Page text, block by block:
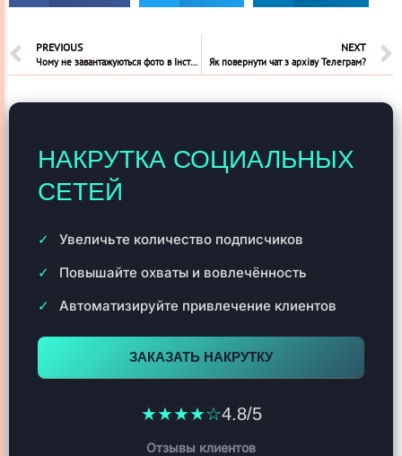
PREVIOUS
Чому не завантажуються фото в Інстаграм
NEXT
Як повернути чат з архіву Телеграм?
НАКРУТКА СОЦИАЛЬНЫХ
СЕТЕЙ
Увеличьте количество подписчиков
Повышайте охваты и вовлечённость
Автоматизируйте привлечение клиентов
ЗАКАЗАТЬ НАКРУТКУ
★★★★☆4.8/5
Отзывы клиентов